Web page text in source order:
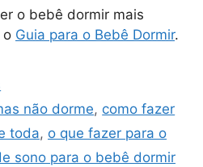
o bebê dormir mais
o Guia para o Bebê Dormir.
não dorme, como fazer
toda, o que fazer para o
sono para o bebê dormir